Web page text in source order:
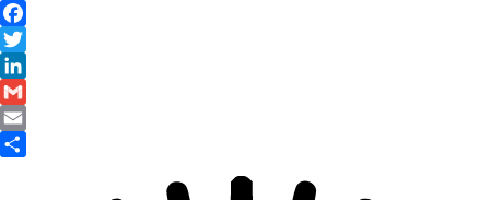
WhatsApp
Facebook
Twitter
LinkedIn
Gmail
Email